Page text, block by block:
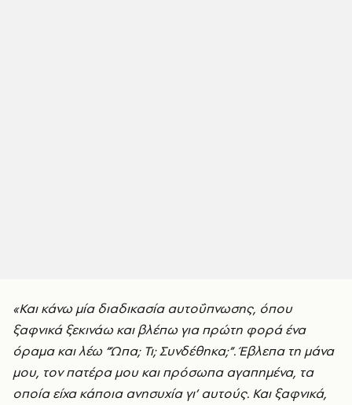
«Και κάνω μία διαδικασία αυτοΰπνωσης, όπου
ξαφνικά ξεκινάω και βλέπω για πρώτη φορά ένα
όραμα και λέω “Ώπα; Τι; Συνδέθηκα;”. Έβλεπα τη μάνα
μου, τον πατέρα μου και πρόσωπα αγαπημένα, τα
οποία είχα κάποια ανησυχία γι’ αυτούς. Και ξαφνικά,